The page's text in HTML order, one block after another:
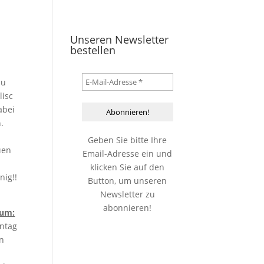
Unseren Newsletter
bestellen
Geben Sie bitte Ihre
Email-Adresse ein und
klicken Sie auf den
Button, um unseren
Newsletter zu
abonnieren!